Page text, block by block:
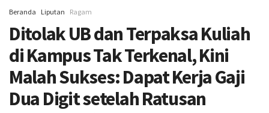
Beranda Liputan Ragam
Ditolak UB dan Terpaksa Kuliah
di Kampus Tak Terkenal, Kini
Malah Sukses: Dapat Kerja Gaji
Dua Digit setelah Ratusan